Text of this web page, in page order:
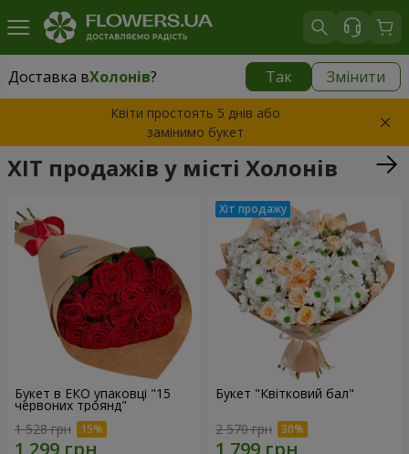
Доставка вХолонів? Так Змінити
Доставка вХолонів|
Квіти простоять 5 днів або
замінимо букет
ХІТ продажів у місті Холонів
Букет в ЕКО упаковці "15
червоних троянд"
1 528 грн
Букет "Квітковий бал"
2 570 грн